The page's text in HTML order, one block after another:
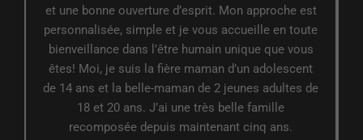
et une bonne ouverture d’esprit. Mon approche est
personnalisée, simple et je vous accueille en toute
bienveillance dans l’être humain unique que vous
êtes! Moi, je suis la fière maman d’un adolescent
de 14 ans et la belle-maman de 2 jeunes adultes de
18 et 20 ans. J’ai une très belle famille
recomposée depuis maintenant cinq ans.